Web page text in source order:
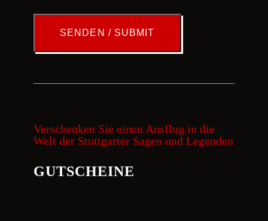
Verschenken Sie einen Ausflug in die
Welt der Stuttgarter Sagen und Legenden
GUTSCHEINE